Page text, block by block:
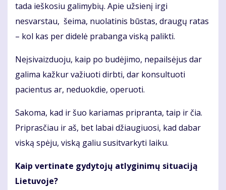
tada ieškosiu galimybių. Apie užsienį irgi
nesvarstau, šeima, nuolatinis būstas, draugų ratas
– kol kas per didelė prabanga viską palikti.
Neįsivaizduoju, kaip po budėjimo, nepailsėjus dar
galima kažkur važiuoti dirbti, dar konsultuoti
pacientus ar, neduokdie, operuoti.
Sakoma, kad ir šuo kariamas pripranta, taip ir čia.
Priprasčiau ir aš, bet labai džiaugiuosi, kad dabar
viską spėju, viską galiu susitvarkyti laiku.
Kaip vertinate gydytojų atlyginimų situaciją
Lietuvoje?